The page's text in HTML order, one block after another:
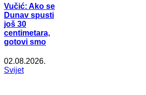
Vučić: Ako se
Dunav spusti
još 30
centimetara,
gotovi smo
02.08.2026.
Svijet